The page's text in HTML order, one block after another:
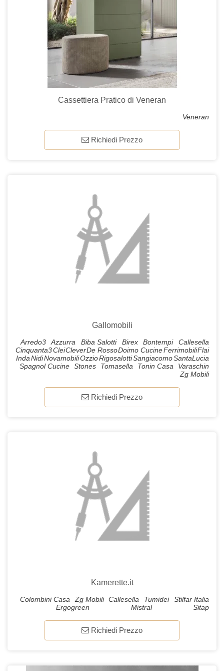
Cassettiera Pratico di Veneran
Veneran
Richiedi Prezzo
Gallomobili
Arredo3 Azzurra Biba Salotti Birex Bontempi
Callesella
Cinquanta3CleiCleverDe RossoDoimo CucineFerrimobiliFlai
IndaNidiNovamobiliOzzioRigosalottiSangiacomoSantaLucia
Spagnol Cucine Stones Tomasella Tonin Casa
Varaschin
Zg Mobili
Richiedi Prezzo
Kamerette.it
Colombini Casa Zg Mobili Callesella Tumidei
Stilfar Italia
Ergogreen
Mistral Sitap
Richiedi Prezzo